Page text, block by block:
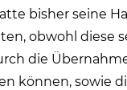
bisher seine
obwohl diese
die
können, sowie